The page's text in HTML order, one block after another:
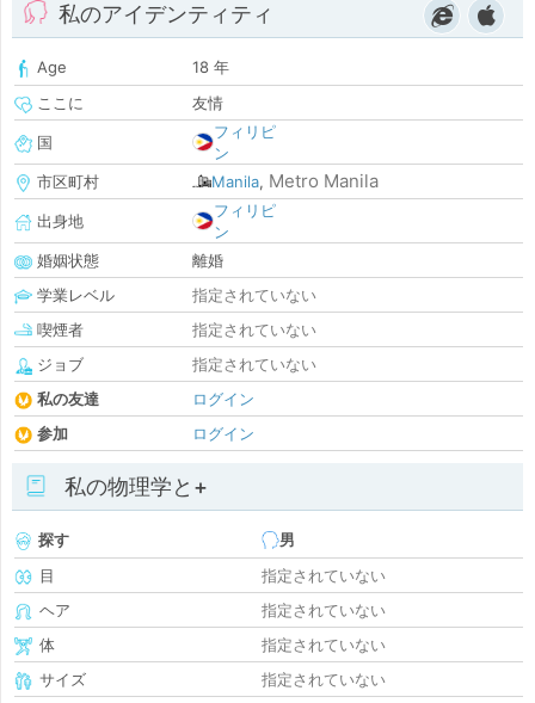
私のアイデンティティ
Age
18 年
ここに
友情
国
フィリピ
ン
市区町村
Manila, Metro Manila
出身地
フィリピ
ン
婚姻状態
離婚
学業レベル
指定されていない
喫煙者
指定されていない
ジョブ
指定されていない
私の友達
ログイン
参加
ログイン
私の物理学と+
探す
男
目
指定されていない
ヘア
指定されていない
体
指定されていない
サイズ
指定されていない